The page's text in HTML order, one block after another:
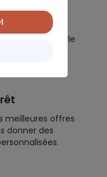
votre
formule optimale
meilleures offres
donner des